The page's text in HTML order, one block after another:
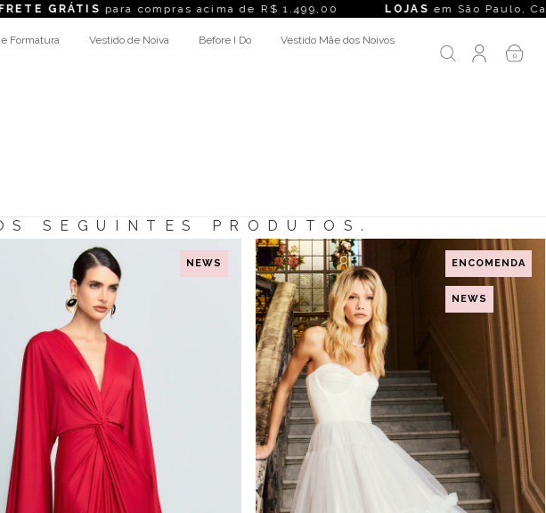
GRÁTISpara compras acima de R$ 1.499,00 LOJASem São Paulo,
Formatura Vestido de Noiva Before I Do Vestido Mãe dos Noivos
0
SEGUINTES PRODUTOS.
NEWS ENCOMENDA
NEWS